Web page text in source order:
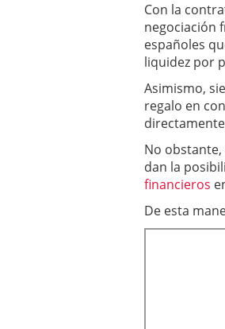
Con la
negociación
españoles
liquidez por
Asimismo,
regalo en
No obstante,
dan la
financieros
De esta